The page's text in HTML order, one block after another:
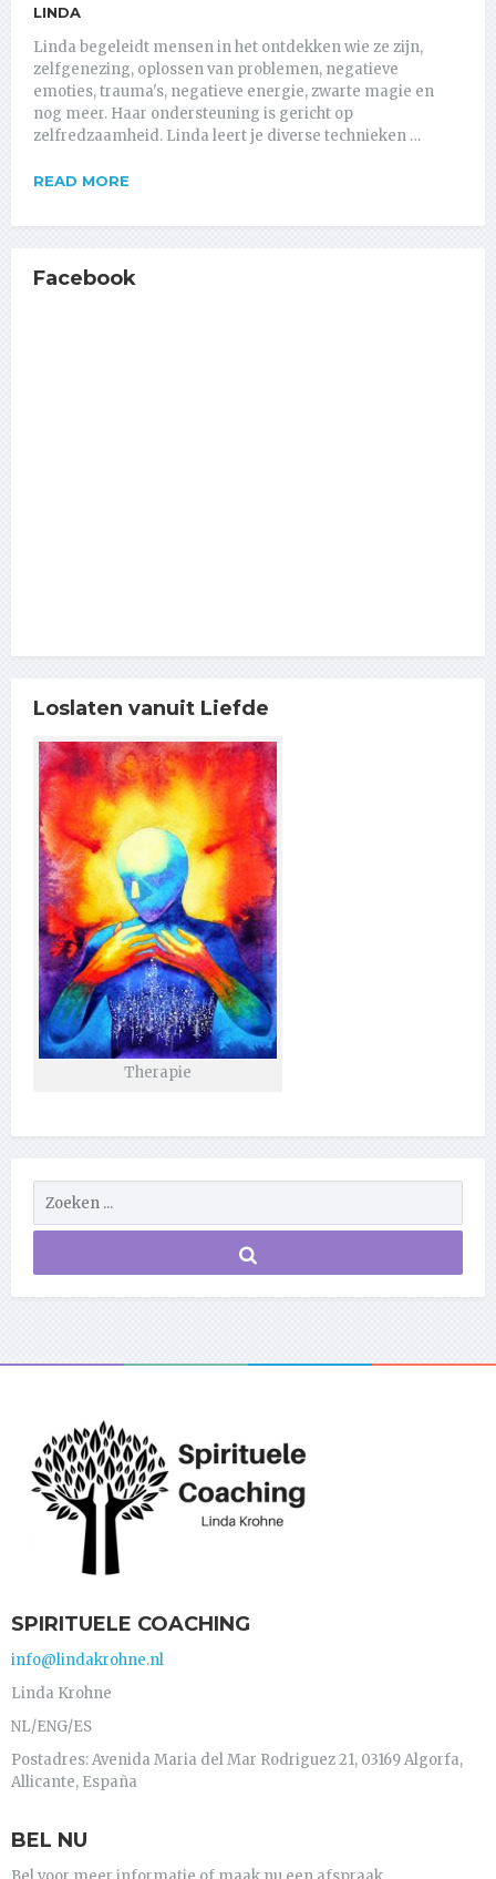
LINDA
Linda begeleidt mensen in het ontdekken wie ze zijn,
zelfgenezing, oplossen van problemen, negatieve
emoties, trauma's, negatieve energie, zwarte magie en
nog meer. Haar ondersteuning is gericht op
zelfredzaamheid. Linda leert je diverse technieken …
READ MORE
Facebook
Loslaten vanuit Liefde
Therapie
SPIRITUELE COACHING
info@lindakrohne.nl
Linda Krohne
NL/ENG/ES
Postadres: Avenida Maria del Mar Rodriguez 21, 03169 Algorfa,
Allicante, España
BEL NU